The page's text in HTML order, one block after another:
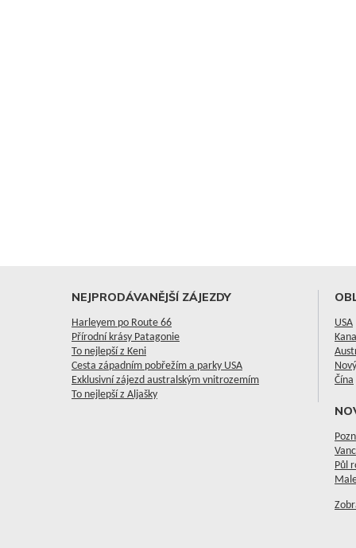
NEJPRODÁVANĚJŠÍ ZÁJEZDY
Harleyem po Route 66
Přírodní krásy Patagonie
To nejlepší z Keni
Cesta západním pobřežím a parky USA
Exklusivní zájezd australským vnitrozemím
To nejlepší z Aljašky
USA
Čína
Půl